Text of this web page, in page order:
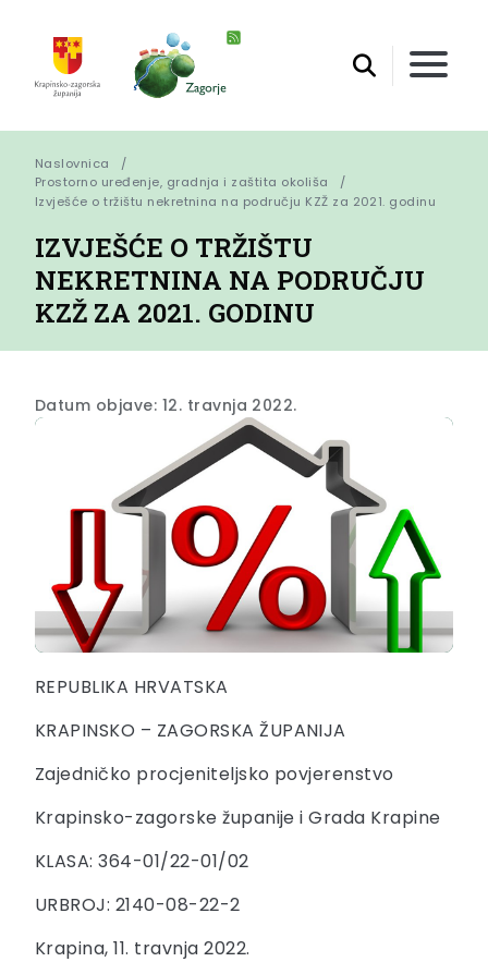
Naslovnica
Prostorno uređenje, gradnja i zaštita okoliša
Izvješće o tržištu nekretnina na području KZŽ za 2021. godinu
IZVJEŠĆE O TRŽIŠTU
NEKRETNINA NA PODRUČJU
KZŽ ZA 2021. GODINU
Datum objave: 12. travnja 2022.
REPUBLIKA HRVATSKA
KRAPINSKO – ZAGORSKA ŽUPANIJA
Zajedničko procjeniteljsko povjerenstvo
Krapinsko-zagorske županije i Grada Krapine
KLASA: 364-01/22-01/02
URBROJ: 2140-08-22-2
Krapina, 11. travnja 2022.